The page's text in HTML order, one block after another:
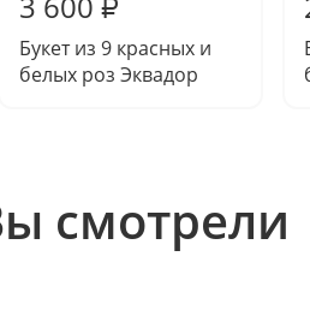
Букет из 9 красных и
белых роз Эквадор
смотрели